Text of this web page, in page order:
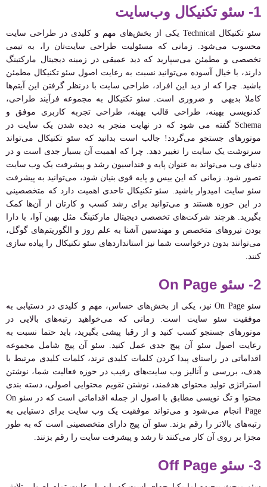
1- سئو تکنیکال وب‌سایت
سئو تکنیکال Technical یکی از بخش‌های مهم و کلیدی در طراحی سایت
محسوب می‌شود. زمانی که مسئولیت طراحی سایت‌تان را، به تیمی
تخصصی و مطمئن می‌سپارید که دید عمیقی در زمینه دیجیتال مارکتینگ
دارند، با خیال آسوده می‌توانید نسبت به رعایت اصول سئو تکنیکال مطمئن
باشید. چرا که از دید این افراد، طراحی سایت با درنظر گرفتن این آیتم‌ها
کاملا بدیهی و ضروری است. سئو تکنیکال به مجموعه فرآیند طراحی،
کدنویسی بهینه، طراحی قالب بهینه، طراحی تجربه کاربری موفق و
Schema گفته می شود که در نهایت منجر به دیده شدن یک سایت در
موتورهای جستجو می‌گردد! جالب است بدانید که سئو تکنیکال می‌تواند
سرنوشت یک سایت را تغییر دهد. چرا که اهمیت آن بسیار جدی است و در
دنیای وب می‌تواند به عنوان پایه و فنداسیون رشد و پیشرفت یک وب سایت
تصور شود. زمانی که این بیس و پایه قوی بنیان شود، می‌توانید به پیشرفت
سئو سایت امیدوار باشید. سئو تکنیکال تاحدی اهمیت دارد که متخصصینی
در این حوزه هستند و می‌توانید برای رشد کسب و کارتان از آن‌ها کمک
بگیرید. هرچند شرکت‌های تخصصی دیجیتال مارکتینگ مثل بهین آوا، با دارا
بودن نیروهای متخصص و مهندسین آشنا به علم روز و الگوریتم‌های گوگل،
می‌توانند بدون درخواست شما نیز استانداردهای سئو تکنیکال را پیاده سازی
کنند.
2- سئو On Page
سئو On Page نیز، یکی از بخش‌های حساس، مهم و کلیدی در دستیابی به
موفقیت سئو سایت است. زمانی که می‌خواهید رتبه‌های بالایی در
موتورهای جستجو کسب کنید و از رقبا پیشی بگیرید، باید حتما نسبت به
رعایت اصول سئو آن پیج جدی عمل کنید. سئو آن پیج شامل مجموعه
اقداماتی در راستای پیدا کردن کلمات کلیدی ترند، کلمات کلیدی مرتبط با
هدف، بررسی و آنالیز وب سایت‌های رقیب در حوزه فعالیت شما، نوشتن
استراتژی تولید محتوای هدفمند، نوشتن تقویم محتوایی اصولی، دسته بندی
محتوا و تگ نویسی مطابق با اصول از جمله اقداماتی است که در سئو On
Page انجام می‌شود و می‌تواند موفقیت یک وب سایت برای دستیابی به
رتبه‌های بالاتر را رقم بزند. سئو آن پیج دارای متخصصینی است که به طور
مجزا بر روی آن کار می‌کنند تا رشد و پیشرفت سایت را رقم بزنند.
3- سئو Off Page